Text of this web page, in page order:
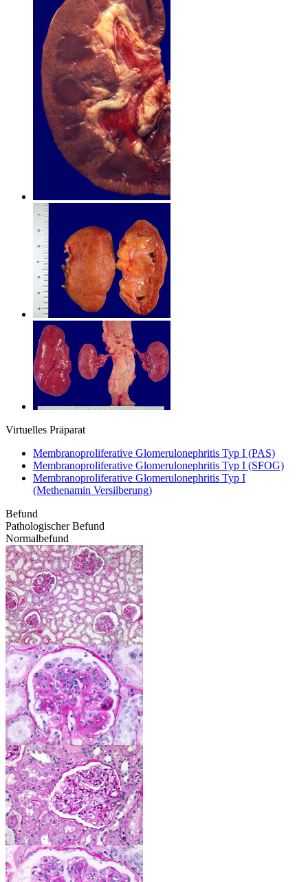
Virtuelles Präparat
Membranoproliferative Glomerulonephritis Typ I (PAS)
Membranoproliferative Glomerulonephritis Typ I (SFOG)
Membranoproliferative Glomerulonephritis Typ I
(Methenamin Versilberung)
Befund
Pathologischer Befund
Normalbefund